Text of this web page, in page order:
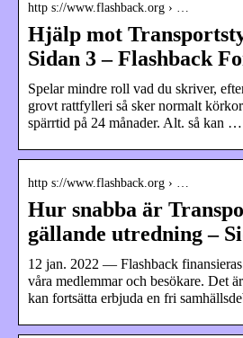
http s://www.flashback.org › …
Hjälp mot
Sidan 3 – Flashback
Spelar mindre roll vad du skriver,
grovt rattfylleri så sker normalt
spärrtid på 24 månader. Alt. så kan …
http s://www.flashback.org › …
Hur snabba är
gällande utredning –
12 jan. 2022 — Flashback
våra medlemmar och besökare. Det
kan fortsätta erbjuda en fri